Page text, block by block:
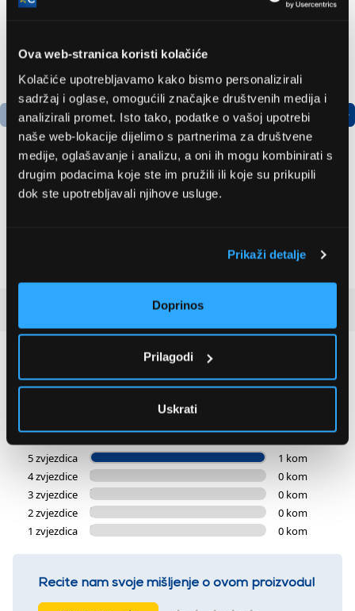
Ova web-stranica koristi kolačiće
Kolačiće upotrebljavamo kako bismo personalizirali
sadržaj i oglase, omogućili značajke društvenih medija i
analizirali promet. Isto tako, podatke o vašoj upotrebi
naše web-lokacije dijelimo s partnerima za društvene
medije, oglašavanje i analizu, a oni ih mogu kombinirati s
drugim podacima koje ste im pružili ili koje su prikupili
dok ste upotrebljavali njihove usluge.
Prikaži detalje
Doprinos
Prilagodi
Uskrati
Bosch
LG GBBSJ10EPY
5
1 ocjena
5 zvjezdica
1 kom
4 zvjezdice
0 kom
3 zvjezdice
0 kom
2 zvjezdice
0 kom
1 zvjezdica
0 kom
Recite nam svoje mišljenje o ovom proizvodu!